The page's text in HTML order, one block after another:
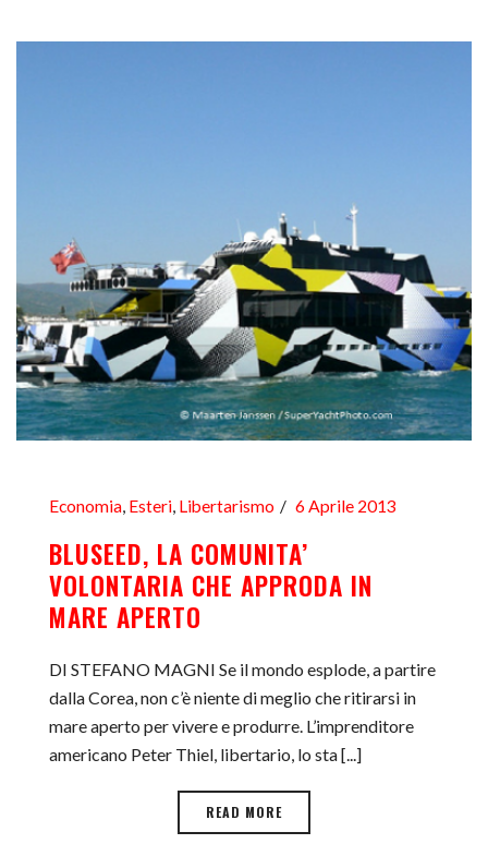
Economia Esteri Libertarismo 6 Aprile 2013
BLUSEED, LA COMUNITA’
VOLONTARIA CHE APPRODA IN
MARE APERTO
DI STEFANO MAGNI Se il mondo esplode, a partire
dalla Corea, non c’è niente di meglio che ritirarsi in
mare aperto per vivere e produrre. L’imprenditore
americano Peter Thiel, libertario, lo sta [...]
READ MORE